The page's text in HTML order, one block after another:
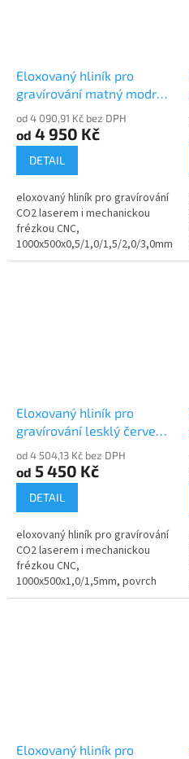
Eloxovaný hliník pro
gravírování matný modrý
30105-30
od 4 090,91 Kč bez DPH
od 4 950 Kč
DETAIL
eloxovaný hliník pro gravírování
CO2 laserem i mechanickou
frézkou CNC,
1000x500x0,5/1,0/1,5/2,0/3,0mm,
povrch matný, modrý
Eloxovaný hliník pro
gravírování lesklý červený
30210-20
od 4 504,13 Kč bez DPH
od 5 450 Kč
DETAIL
eloxovaný hliník pro gravírování
CO2 laserem i mechanickou
frézkou CNC,
1000x500x1,0/1,5mm, povrch
lesklý, červený
Eloxovaný hliník pro